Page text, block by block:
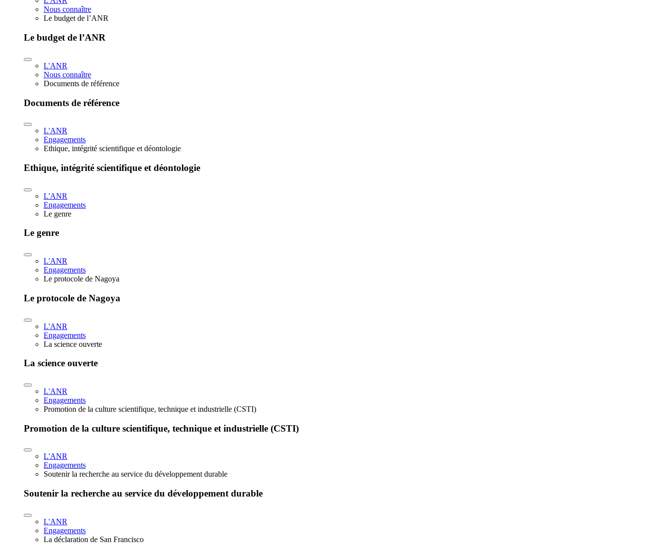
Nous connaître
Le budget de l’ANR
Le budget de l’ANR
L'ANR
Nous connaître
Documents de référence
Documents de référence
L'ANR
Engagements
Ethique, intégrité scientifique et déontologie
Ethique, intégrité scientifique et déontologie
L'ANR
Engagements
Le genre
Le genre
L'ANR
Engagements
Le protocole de Nagoya
Le protocole de Nagoya
L'ANR
Engagements
La science ouverte
La science ouverte
L'ANR
Engagements
Promotion de la culture scientifique, technique et industrielle (CSTI)
Promotion de la culture scientifique, technique et industrielle (CSTI)
L'ANR
Engagements
Soutenir la recherche au service du développement durable
Soutenir la recherche au service du développement durable
L'ANR
Engagements
La déclaration de San Francisco